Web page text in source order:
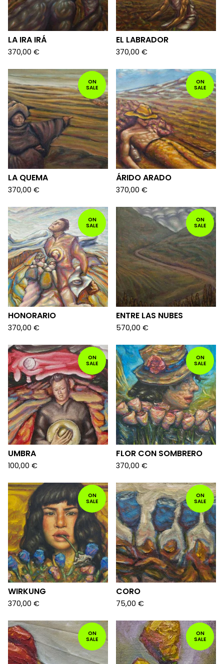
LA IRA IRÁ
370,00 €
EL LABRADOR
370,00 €
ON
SALE
LA QUEMA
370,00 €
ON
SALE
ÁRIDO ARADO
370,00 €
ON
SALE
HONORARIO
370,00 €
ON
SALE
ENTRE LAS NUBES
570,00 €
ON
SALE
UMBRA
100,00 €
ON
SALE
FLOR CON SOMBRERO
370,00 €
ON
SALE
WIRKUNG
370,00 €
ON
SALE
CORO
75,00 €
ON
SALE
ON
SALE